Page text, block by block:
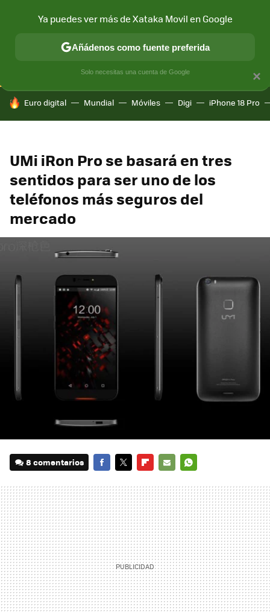
CONECTIVIDAD MÓVIL Y SOCIEDAD APLICACIONES
HOY SE HABLA DE
Euro digital Mundial Móviles Digi iPhone 18 Pro
UMi iRon Pro se basará en tres
sentidos para ser uno de los
teléfonos más seguros del
mercado
8 comentarios
MAIL
×
Ya puedes ver más de Xataka Movil en Google
Añádenos como fuente preferida
Solo necesitas una cuenta de Google